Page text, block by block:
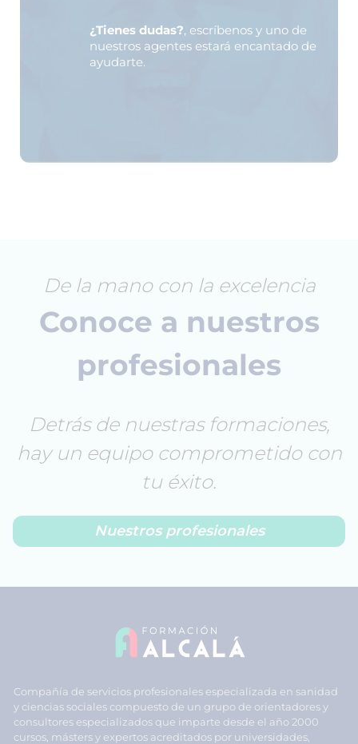
¿Tienes dudas?, escríbenos y uno de
nuestros agentes estará encantado de
ayudarte.
De la mano con la excelencia
Conoce a nuestros
profesionales
Detrás de nuestras formaciones,
hay un equipo comprometido con
tu éxito.
Nuestros profesionales
Compañía de servicios profesionales especializada en sanidad
y ciencias sociales compuesto de un grupo de orientadores y
consultores especializados que imparte desde el año 2000
cursos, másters y expertos acreditados por universidades,